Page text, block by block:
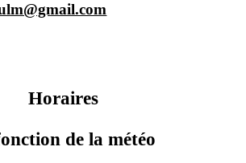
Horaires
de la météo